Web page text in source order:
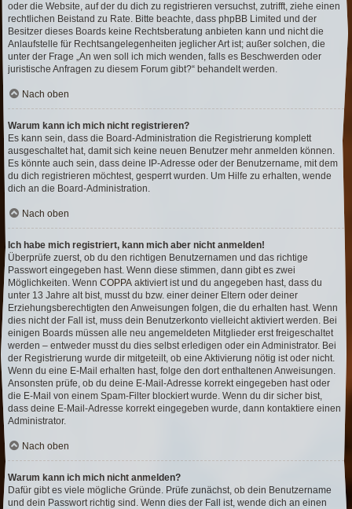
oder die Website, auf der du dich zu registrieren versuchst, zutrifft, ziehe einen
rechtlichen Beistand zu Rate. Bitte beachte, dass phpBB Limited und der
Besitzer dieses Boards keine Rechtsberatung anbieten kann und nicht die
Anlaufstelle für Rechtsangelegenheiten jeglicher Art ist; außer solchen, die
unter der Frage „An wen soll ich mich wenden, falls es Beschwerden oder
juristische Anfragen zu diesem Forum gibt?“ behandelt werden.
Nach oben
Warum kann ich mich nicht registrieren?
Es kann sein, dass die Board-Administration die Registrierung komplett
ausgeschaltet hat, damit sich keine neuen Benutzer mehr anmelden können.
Es könnte auch sein, dass deine IP-Adresse oder der Benutzername, mit dem
du dich registrieren möchtest, gesperrt wurden. Um Hilfe zu erhalten, wende
dich an die Board-Administration.
Nach oben
Ich habe mich registriert, kann mich aber nicht anmelden!
Überprüfe zuerst, ob du den richtigen Benutzernamen und das richtige
Passwort eingegeben hast. Wenn diese stimmen, dann gibt es zwei
Möglichkeiten. Wenn COPPA aktiviert ist und du angegeben hast, dass du
unter 13 Jahre alt bist, musst du bzw. einer deiner Eltern oder deiner
Erziehungsberechtigten den Anweisungen folgen, die du erhalten hast. Wenn
dies nicht der Fall ist, muss dein Benutzerkonto vielleicht aktiviert werden. Bei
einigen Boards müssen alle neu angemeldeten Mitglieder erst freigeschaltet
werden – entweder musst du dies selbst erledigen oder ein Administrator. Bei
der Registrierung wurde dir mitgeteilt, ob eine Aktivierung nötig ist oder nicht.
Wenn du eine E-Mail erhalten hast, folge den dort enthaltenen Anweisungen.
Ansonsten prüfe, ob du deine E-Mail-Adresse korrekt eingegeben hast oder
die E-Mail von einem Spam-Filter blockiert wurde. Wenn du dir sicher bist,
dass deine E-Mail-Adresse korrekt eingegeben wurde, dann kontaktiere einen
Administrator.
Nach oben
Warum kann ich mich nicht anmelden?
Dafür gibt es viele mögliche Gründe. Prüfe zunächst, ob dein Benutzername
und dein Passwort richtig sind. Wenn dies der Fall ist, wende dich an einen